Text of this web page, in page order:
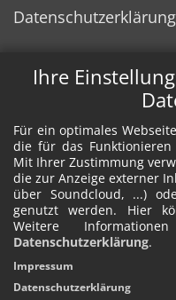
Ihre
Für ein optimales
die für das
Mit Ihrer Zustimmung
die zur Anzeige externer
über Soundcloud, ...)
genutzt werden. Hier
Weitere
Datenschutzerklärung.
Impressum
Datenschutzerklärung
Datenschutzerklärung